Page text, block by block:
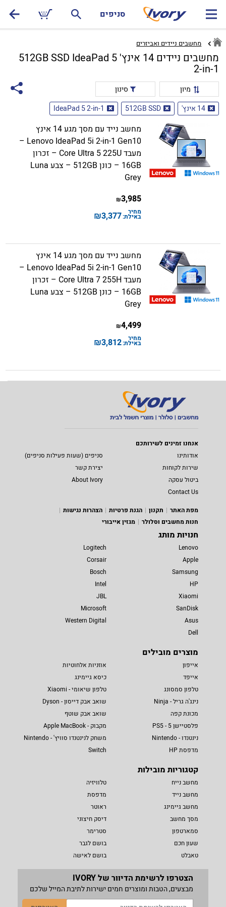
סניפים
מחשבים ניידים ואביזרים
מחשבים ניידים 14 אינץ' 512GB SSD IdeaPad 5
2-in-1
מיון
סינון
14 אינץ'
512GB SSD
IdeaPad 5 2-in-1
מחשב נייד עם מסך מגע 14 אינץ
Lenovo IdeaPad 5i 2-in-1 Gen10 –
מעבד Core Ultra 5 225U – זכרון
16GB – כונן 512GB – צבע Luna
Grey
3,985
₪
מחיר
באילת:3,377
₪
מחשב נייד עם מסך מגע 14 אינץ
Lenovo IdeaPad 5i 2-in-1 Gen10 –
מעבד Core Ultra 7 255H – זכרון
16GB – כונן 512GB – צבע Luna
Grey
4,499
₪
מחיר
באילת:3,812
₪
אנחנו זמינים לשירותכם
אודותינו
סניפים (שעות פעילות סניפים)
שירות לקוחות
יצירת קשר
ביטול עסקה
About Ivory
Contact Us
מפת האתר
תקנון הגנת פרטיות
הצהרות נגישות
חנות מחשבים וסלולר
מגזין אייבורי
חנויות מותג
Lenovo
Apple
Samsung
HP
Xiaomi
SanDisk
Asus
Dell
Logitech
Corsair
Bosch
Intel
JBL
Microsoft
Western Digital
מוצרים מובילים
אייפון
אייפד
טלפון סמסונג
נינג'ה גריל - Ninja
מכונת קפה
פלסטיישן 5 - PS5
נינטנדו - Nintendo
מדפסת HP
אוזניות אלחוטיות
כיסא גיימינג
טלפון שיאומי - Xiaomi
שואב אבק דייסון - Dyson
שואב אבק שוטף
מקבוק - Apple MacBook
משחק לנינטנדו סוויץ' - Nintendo
Switch
קטגוריות מובילות
מחשב נייח
מחשב נייד
מחשב גיימינג
מסך מחשב
סמארטפון
שעון חכם
טאבלט
טלוויזיה
מדפסת
ראוטר
דיסק חיצוני
סטרימר
בושם לגבר
בושם לאישה
הצטרפו לרשימת הדיוור של IVORY
מבצעים, הטבות ומוצרים חמים ישירות לתיבת המייל שלכם